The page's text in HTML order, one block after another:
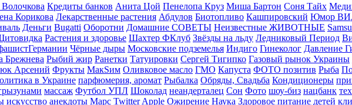
Кредиты банков Анита Цой Пенелопа Круз Миша Бартон Соня Тайх
Корикова Лекарственные растения Абдулов Биотопливо Кашпировский Юмор
Деньги Bugatti Оборотни Домашние СОВЕТЫ Неизвестные ЖИВОТНЫЕ
Растения и здоровье Шахтер ФКлуб Звёзды на льду Ледниковый Период
Чёрные дыры Московские подземелья Индиго Гинеколог Давление
Брежнева Рыбий жир Ранетки Татуировки Сергей Тигипко Газовый рынок Украины
Арсений Фрукты МакSим Оливковое масло ГМО Капуста ФОТО позитив Рыба
в Украине парфюмерия, аромат Рыбалка Обряды, Свадьба Кондиционеры
массаж Футбол УПЛ Шоколад неандерталец Сон Фото шоу-биз нацбанк
искусство анекдоты Марс Twitter Apple Ожирение Наука Здоровое питание детей